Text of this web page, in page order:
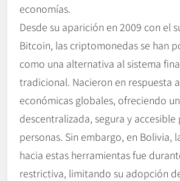
economías.
Desde su aparición en 2009 con el
Bitcoin, las criptomonedas se han
como una alternativa al sistema
tradicional. Nacieron en respuesta
económicas globales, ofreciendo
descentralizada, segura y
personas. Sin embargo, en Bolivia,
hacia estas herramientas fue
restrictiva, limitando su adopción